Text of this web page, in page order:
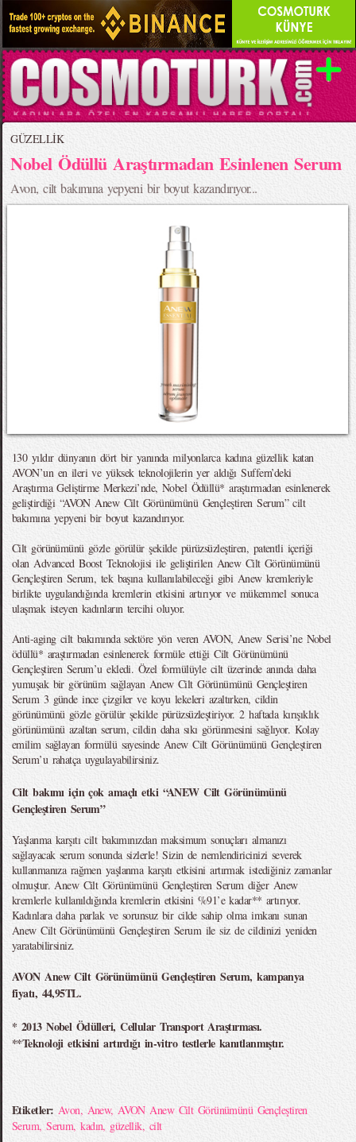
GÜZELLİK
Nobel Ödüllü Araştırmadan Esinlenen Serum
Avon, cilt bakımına yepyeni bir boyut kazandırıyor...
130 yıldır dünyanın dört bir yanında milyonlarca kadına güzellik katan
AVON’un en ileri ve yüksek teknolojilerin yer aldığı Suffern’deki
Araştırma Geliştirme Merkezi’nde, Nobel Ödüllü* araştırmadan esinlenerek
geliştirdiği “AVON Anew Cilt Görünümünü Gençleştiren Serum” cilt
bakımına yepyeni bir boyut kazandırıyor.
Cilt görünümünü gözle görülür şekilde pürüzsüzleştiren, patentli içeriği
olan Advanced Boost Teknolojisi ile geliştirilen Anew Cilt Görünümünü
Gençleştiren Serum, tek başına kullanılabileceği gibi Anew kremleriyle
birlikte uygulandığında kremlerin etkisini artırıyor ve mükemmel sonuca
ulaşmak isteyen kadınların tercihi oluyor.
Anti-aging cilt bakımında sektöre yön veren AVON, Anew Serisi’ne Nobel
ödüllü* araştırmadan esinlenerek formüle ettiği Cilt Görünümünü
Gençleştiren Serum’u ekledi. Özel formülüyle cilt üzerinde anında daha
yumuşak bir görünüm sağlayan Anew Cilt Görünümünü Gençleştiren
Serum 3 günde ince çizgiler ve koyu lekeleri azaltırken, cildin
görünümünü gözle görülür şekilde pürüzsüzleştiriyor. 2 haftada kırışıklık
görünümünü azaltan serum, cildin daha sıkı görünmesini sağlıyor. Kolay
emilim sağlayan formülü sayesinde Anew Cilt Görünümünü Gençleştiren
Serum’u rahatça uygulayabilirsiniz.
Cilt bakımı için çok amaçlı etki “ANEW Cilt Görünümünü
Gençleştiren Serum”
Yaşlanma karşıtı cilt bakımınızdan maksimum sonuçları almanızı
sağlayacak serum sonunda sizlerle! Sizin de nemlendiricinizi severek
kullanmanıza rağmen yaşlanma karşıtı etkisini artırmak istediğiniz zamanlar
olmuştur. Anew Cilt Görünümünü Gençleştiren Serum diğer Anew
kremlerle kullanıldığında kremlerin etkisini %91’e kadar** artırıyor.
Kadınlara daha parlak ve sorunsuz bir cilde sahip olma imkanı sunan
Anew Cilt Görünümünü Gençleştiren Serum ile siz de cildinizi yeniden
yaratabilirsiniz.
AVON Anew Cilt Görünümünü Gençleştiren Serum, kampanya
fiyatı, 44,95TL.
* 2013 Nobel Ödülleri, Cellular Transport Araştırması.
**Teknoloji etkisini artırdığı in-vitro testlerle kanıtlanmıştır.
Etiketler: Avon, Anew,AVON Anew Cilt Görünümünü Gençleştiren
Serum,Serum,kadın, güzellik, cilt